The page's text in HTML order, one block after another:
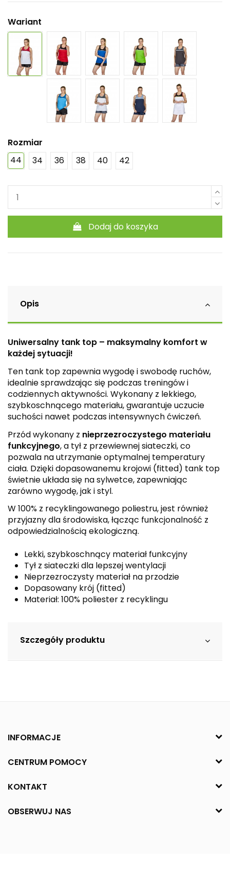
Wariant
Rozmiar
44
34 36 38 40 42
Dodaj do koszyka
Opis
Uniwersalny tank top – maksymalny komfort w
każdej sytuacji!
Ten tank top zapewnia wygodę i swobodę ruchów,
idealnie sprawdzając się podczas treningów i
codziennych aktywności. Wykonany z lekkiego,
szybkoschnącego materiału, gwarantuje uczucie
suchości nawet podczas intensywnych ćwiczeń.
Przód wykonany z nieprzezroczystego materiału
funkcyjnego, a tył z przewiewnej siateczki, co
pozwala na utrzymanie optymalnej temperatury
ciała. Dzięki dopasowanemu krojowi (fitted) tank top
świetnie układa się na sylwetce, zapewniając
zarówno wygodę, jak i styl.
W 100% z recyklingowanego poliestru, jest również
przyjazny dla środowiska, łącząc funkcjonalność z
odpowiedzialnością ekologiczną.
Lekki, szybkoschnący materiał funkcyjny
Tył z siateczki dla lepszej wentylacji
Nieprzezroczysty materiał na przodzie
Dopasowany krój (fitted)
Materiał: 100% poliester z recyklingu
Szczegóły produktu
INFORMACJE
CENTRUM POMOCY
KONTAKT
OBSERWUJ NAS